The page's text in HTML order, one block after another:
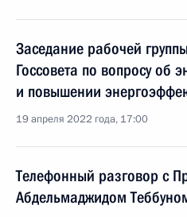
Заседание рабочей
Госсовета по вопросу об
и повышении
19 апреля 2022 года, 17:00
Телефонный разговор с
Абдельмаджидом